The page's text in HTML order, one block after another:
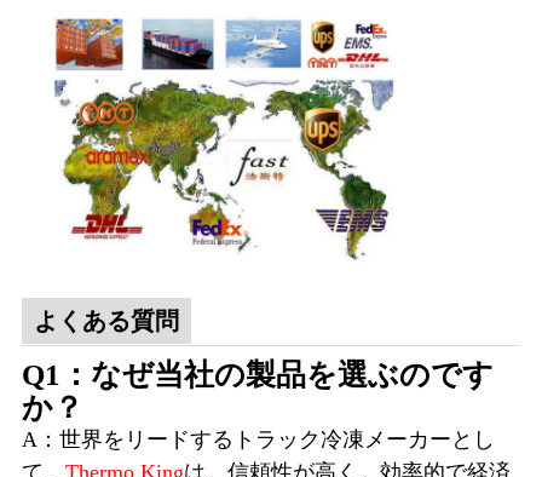
よくある質問
Q1：なぜ当社の製品を選ぶのです
か？
A：世界をリードするトラック冷凍メーカーとし
て、 Thermo Kingは、信頼性が高く、効率的で経済